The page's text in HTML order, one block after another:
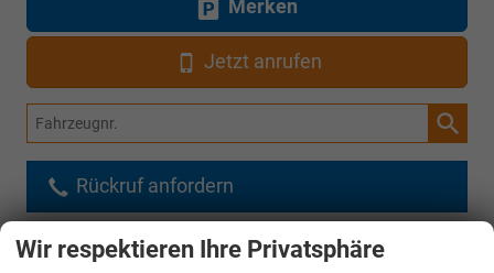
Merken
Jetzt anrufen
Fahrzeugnr.
Rückruf anfordern
AUDI
Wir respektieren Ihre Privatsphäre